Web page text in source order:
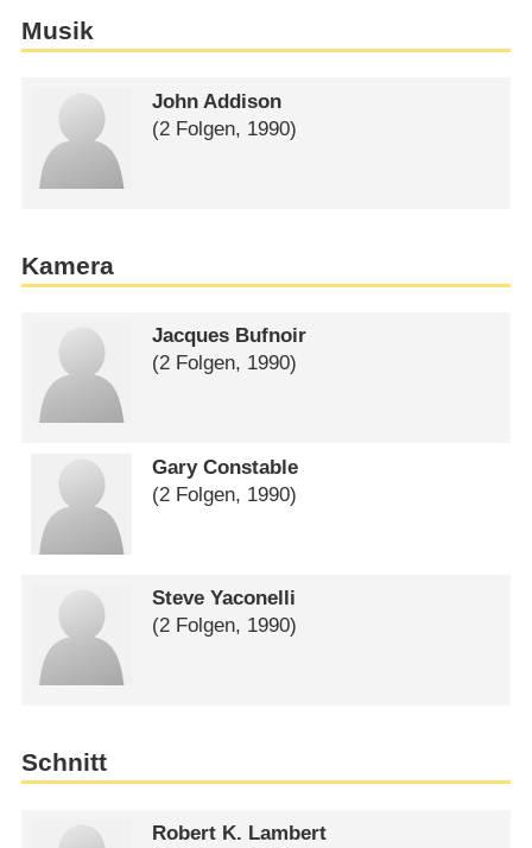
Musik
John Addison
(2 Folgen, 1990)
Kamera
Jacques Bufnoir
(2 Folgen, 1990)
Gary Constable
(2 Folgen, 1990)
Steve Yaconelli
(2 Folgen, 1990)
Schnitt
Robert K. Lambert